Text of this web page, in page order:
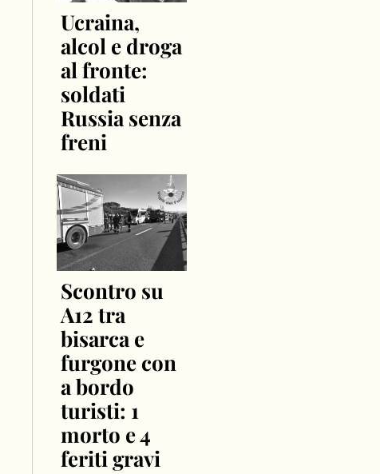
Ucraina,
alcol e droga
al fronte:
soldati
Russia senza
freni
Scontro su
A12 tra
bisarca e
furgone con
a bordo
turisti: 1
morto e 4
feriti gravi